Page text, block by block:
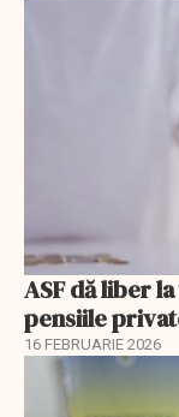
ASF dă liber
pensiile
16 FEBRUARIE 2026